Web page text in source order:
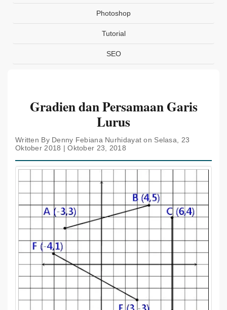
Photoshop
Tutorial
SEO
Gradien dan Persamaan Garis
Lurus
Written By Denny Febiana Nurhidayat on Selasa, 23
Oktober 2018 | Oktober 23, 2018